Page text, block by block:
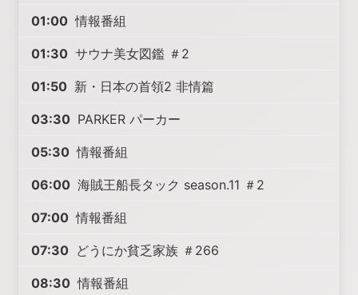
01:00 情報番組
01:30 サウナ美女図鑑 ＃2
01:50 新・日本の首領2 非情篇
03:30 PARKER パーカー
05:30 情報番組
06:00 海賊王船長タック season.11 ＃2
07:00 情報番組
07:30 どうにか貧乏家族 ＃266
08:30 情報番組